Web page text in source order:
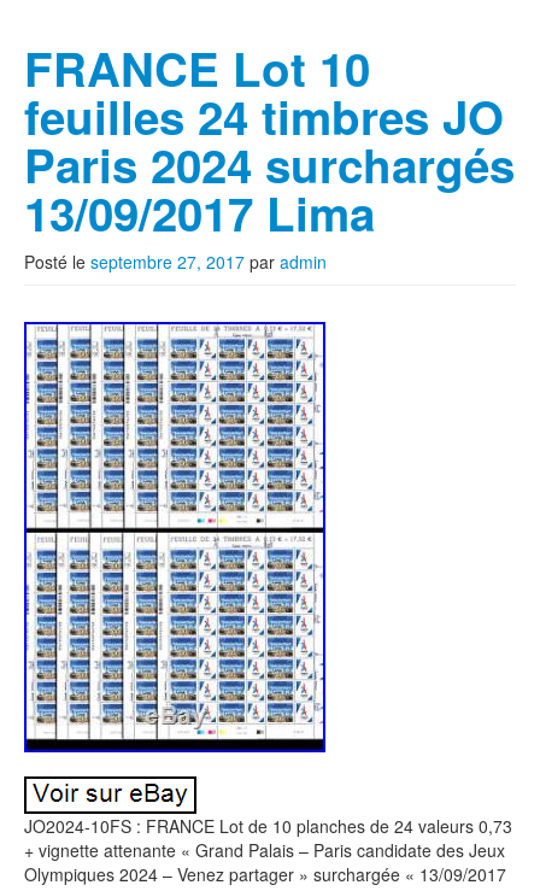
FRANCE Lot 10
feuilles 24 timbres JO
Paris 2024 surchargés
13/09/2017 Lima
Posté le septembre 27, 2017 par admin
JO2024-10FS : FRANCE Lot de 10 planches de 24 valeurs 0,73
+ vignette attenante « Grand Palais – Paris candidate des Jeux
Olympiques 2024 – Venez partager » surchargée « 13/09/2017